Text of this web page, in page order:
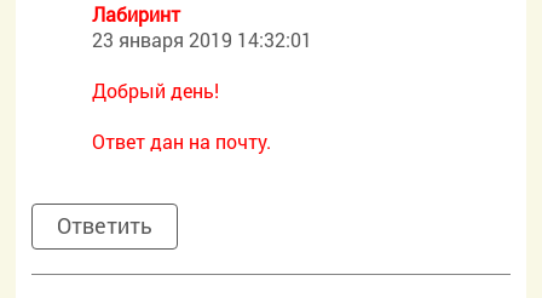
Лабиринт
23 января 2019 14:32:01
Добрый день!
Ответ дан на почту.
Ответить